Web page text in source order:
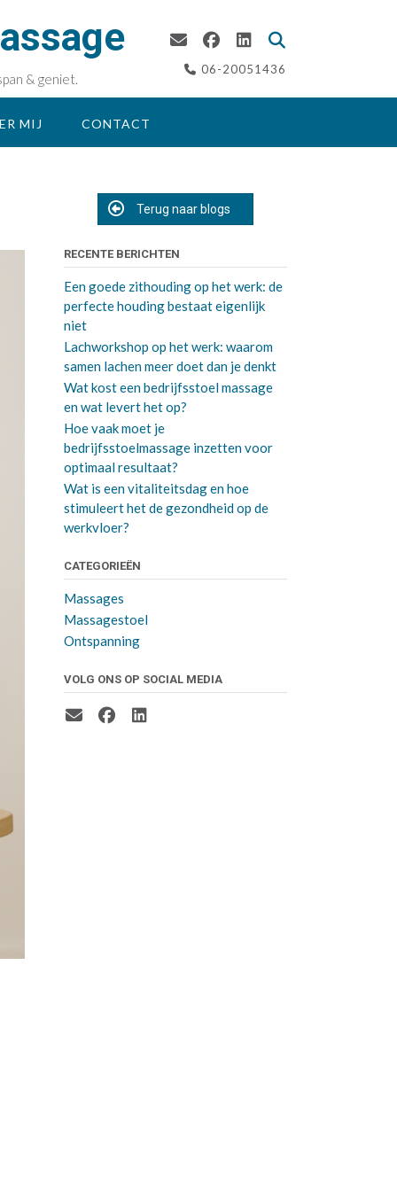
& geniet.
06-20051436
MIJ CONTACT
Terug naar blogs
RECENTE BERICHTEN
Een goede zithouding op het werk: de
perfecte houding bestaat eigenlijk
niet
Lachworkshop op het werk: waarom
samen lachen meer doet dan je denkt
Wat kost een bedrijfsstoel massage
en wat levert het op?
Hoe vaak moet je
bedrijfsstoelmassage inzetten voor
optimaal resultaat?
Wat is een vitaliteitsdag en hoe
stimuleert het de gezondheid op de
werkvloer?
CATEGORIEËN
Massages
Massagestoel
Ontspanning
VOLG ONS OP SOCIAL MEDIA